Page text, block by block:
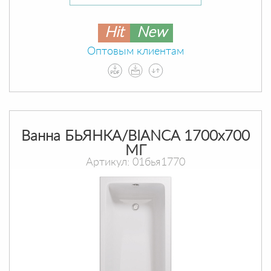
Hit New
Оптовым клиентам
Ванна БЬЯНКА/BIANCA 1700х700
МГ
Артикул: 01бья1770